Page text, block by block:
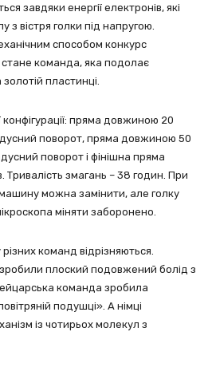
завдяки енергії електронів, які
з вістря голки під напругою.
способом конкурс
команда, яка подолає
пластинці.
пряма довжиною 20
поворот, пряма довжиною 50
поворот і фінішна пряма
змагань – 38 годин. При
можна замінити, але голку
міняти заборонено.
команд відрізняються.
плоский подовжений болід з
команда зробила
подушці». А німці
із чотирьох молекул з